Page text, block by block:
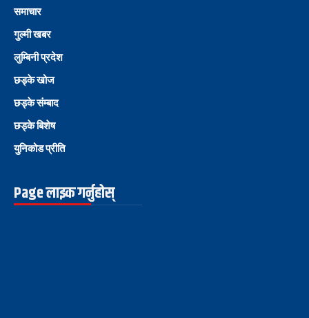
समाचार
गुल्मी खबर
लुम्बिनी प्रदेश
छड्के खोज
छड्के संम्बाद
छड्के बिशेष
युनिकोड प्रीति
Page लाइक गर्नुहोस्